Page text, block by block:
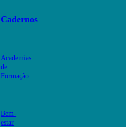
Cadernos
Academias
de
Formação
Bem-
estar